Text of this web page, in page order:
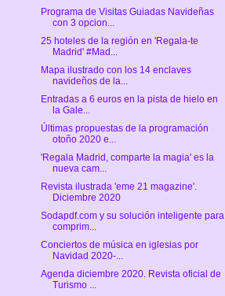
Programa de Visitas Guiadas Navideñas
con 3 opcion...
25 hoteles de la región en 'Regala-te
Madrid' #Mad...
Mapa ilustrado con los 14 enclaves
navideños de la...
Entradas a 6 euros en la pista de hielo en
la Gale...
Últimas propuestas de la programación
otoño 2020 e...
'Regala Madrid, comparte la magia' es la
nueva cam...
Revista ilustrada 'eme 21 magazine'.
Diciembre 2020
Sodapdf.com y su solución inteligente para
comprim...
Conciertos de música en iglesias por
Navidad 2020-...
Agenda diciembre 2020. Revista oficial de
Turismo ...